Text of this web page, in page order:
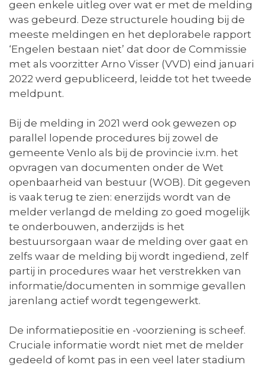
geen enkele uitleg over wat er met de melding
was gebeurd. Deze structurele houding bij de
meeste meldingen en het deplorabele rapport
‘Engelen bestaan niet’ dat door de Commissie
met als voorzitter Arno Visser (VVD) eind januari
2022 werd gepubliceerd, leidde tot het tweede
meldpunt.
Bij de melding in 2021 werd ook gewezen op
parallel lopende procedures bij zowel de
gemeente Venlo als bij de provincie i.v.m. het
opvragen van documenten onder de Wet
openbaarheid van bestuur (WOB). Dit gegeven
is vaak terug te zien: enerzijds wordt van de
melder verlangd de melding zo goed mogelijk
te onderbouwen, anderzijds is het
bestuursorgaan waar de melding over gaat en
zelfs waar de melding bij wordt ingediend, zelf
partij in procedures waar het verstrekken van
informatie/documenten in sommige gevallen
jarenlang actief wordt tegengewerkt.
De informatiepositie en -voorziening is scheef.
Cruciale informatie wordt niet met de melder
gedeeld of komt pas in een veel later stadium